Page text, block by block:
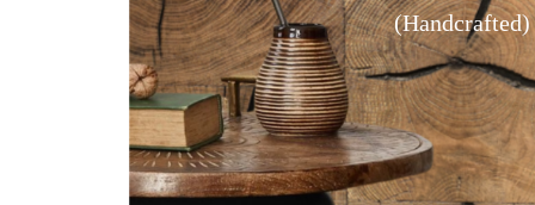
(Handcrafted)
(Handcrafted)